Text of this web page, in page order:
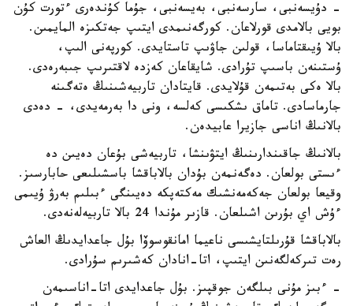
- دۇيسەنبى، سارسەنبى، بەيسەنبى، جۇما كۇندەرى ءتورت كۇن
بويى بالامدى قورلاعان. كورگەنىمدى ايتىپ جەتكىزە المايمىن.
بالا ۇيىقتاماسا، قولىن جاۋىپ تاستايدى. كورپەنى الىپ،
ۇستىنەن باسىپ تۇرادى. شايقاعان كەزدە لاقتىرىپ جىبەرەدى.
بالا ەكى بەتىمەن قۇلايدى. قايتادان تاربيەشىنىڭ ەتەگىنە
جارماسادى. تاماق ىشكىسى كەلسە، ونى دا بەرمەيدى، - دەدى
بالانىڭ اناسى جازيرا عابيدەن.
بالانىڭ جاقىندارىنىڭ ايتۋىنشا، تاربيەشى بۇعان دەيىن دە
ءىستى بولعان. دەگەنمەن بۇدان بالاباقشا باسشىلىعى حابارسىز.
وقيعا بولعان جەكەمەنشىك مەكتەپكە دەيىنگى ءبىلىم بەرۋ ۇيىمى
ءۇش اي بۇرىن اشىلعان. قازىر مۇندا 24 بالا تاربيەلەنەدى.
بالاباقشا قۇرىلتايشىسى ناعيما امانقوسوۆا بۇل جاعدايدىڭ العاش
رەت تىركەلگەنىن ايتىپ، اتا-انادان كەشىرىم سۇرادى.
- ءبىز مۇنى بىلگەن جوقپىز. بۇل جاعدايدى اتا-اناسىمەن